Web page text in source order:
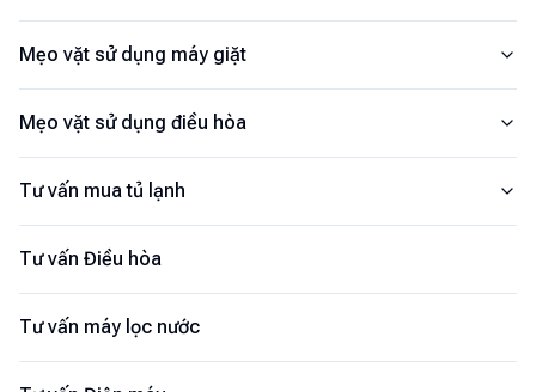
Mẹo vặt sử dụng máy giặt
Mẹo vặt sử dụng điều hòa
Tư vấn mua tủ lạnh
Tư vấn Điều hòa
Tư vấn máy lọc nước